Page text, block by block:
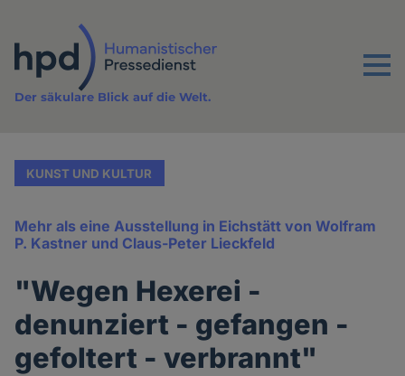
Inhalt
Menu
Der säkulare Blick auf die Welt.
KUNST UND KULTUR
Mehr als eine Ausstellung in Eichstätt von Wolfram
P. Kastner und Claus-Peter Lieckfeld
"Wegen Hexerei -
denunziert - gefangen -
gefoltert - verbrannt"